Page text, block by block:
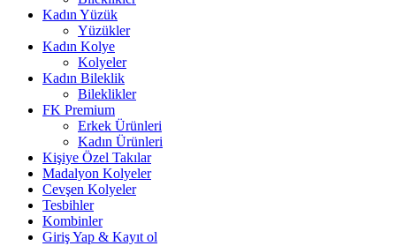
Kadın Yüzük
Yüzükler
Kadın Kolye
Kolyeler
Kadın Bileklik
Bileklikler
FK Premium
Erkek Ürünleri
Kadın Ürünleri
Kişiye Özel Takılar
Madalyon Kolyeler
Cevşen Kolyeler
Tesbihler
Kombinler
Giriş Yap & Kayıt ol